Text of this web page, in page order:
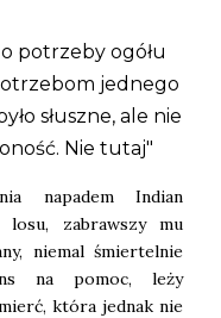
potrzeby ogółu
jednego
słuszne, ale nie
Nie tutaj"
napadem Indian
losu, zabrawszy mu
niemal śmiertelnie
na pomoc, leży
która jednak nie